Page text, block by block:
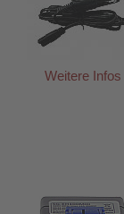
626L
Weitere Infos